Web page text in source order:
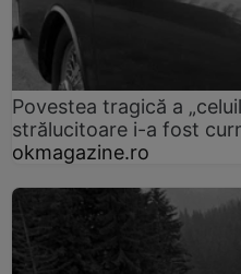
Povestea tragică a
strălucitoare i-a fost
okmagazine.ro